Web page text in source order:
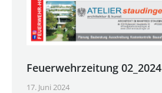
Feuerwehrzeitung 02_2024
17. Juni 2024